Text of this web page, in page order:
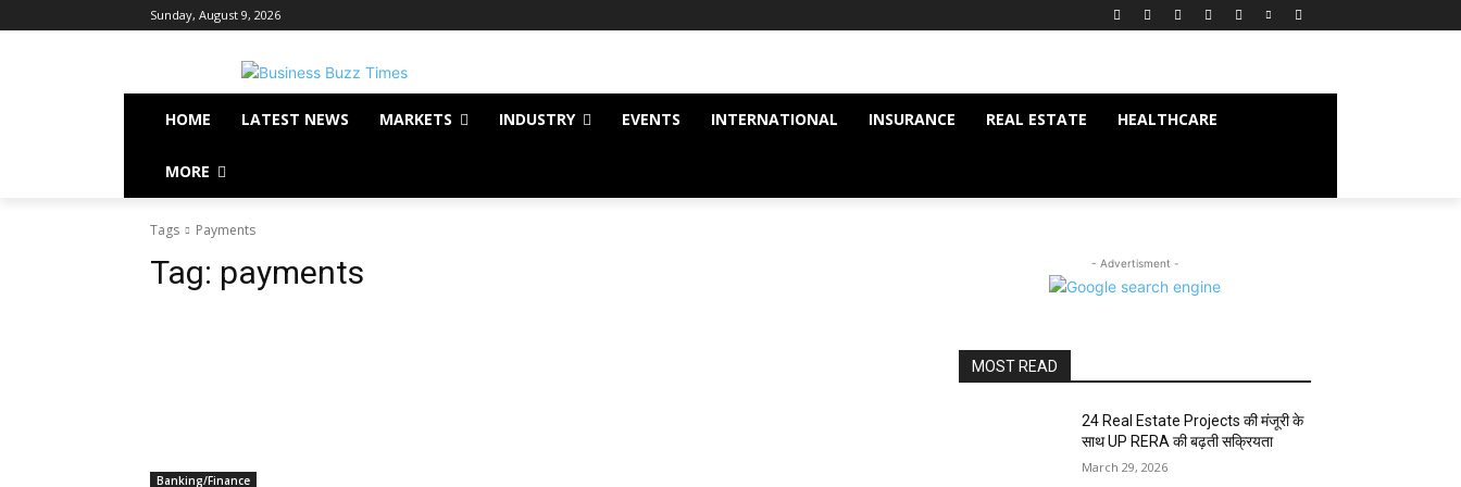
Sunday, August 9, 2026
HOME LATEST NEWS MARKETS INDUSTRY EVENTS INTERNATIONAL INSURANCE REAL ESTATE HEALTHCARE
MORE
Tags Payments
Tag: payments
Banking/Finance
- Advertisment -
MOST READ
24 Real Estate Projects की मंजूरी के
साथ UP RERA की बढ़ती सक्रियता
March 29, 2026